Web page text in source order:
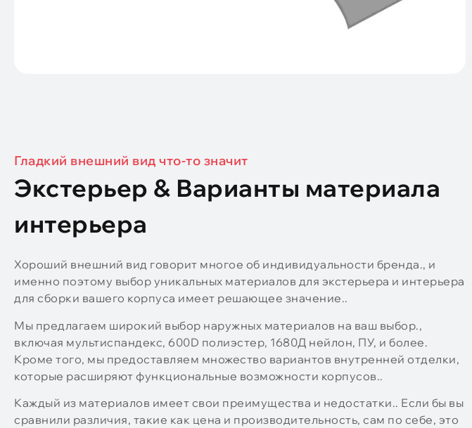
Гладкий внешний вид что-то значит
Экстерьер & Варианты материала
интерьера
Хороший внешний вид говорит многое об индивидуальности бренда., и
именно поэтому выбор уникальных материалов для экстерьера и интерьера
для сборки вашего корпуса имеет решающее значение..
Мы предлагаем широкий выбор наружных материалов на ваш выбор.,
включая мультиспандекс, 600D полиэстер, 1680Д нейлон, ПУ, и более.
Кроме того, мы предоставляем множество вариантов внутренней отделки,
которые расширяют функциональные возможности корпусов..
Каждый из материалов имеет свои преимущества и недостатки.. Если бы вы
сравнили различия, такие как цена и производительность, сам по себе, это